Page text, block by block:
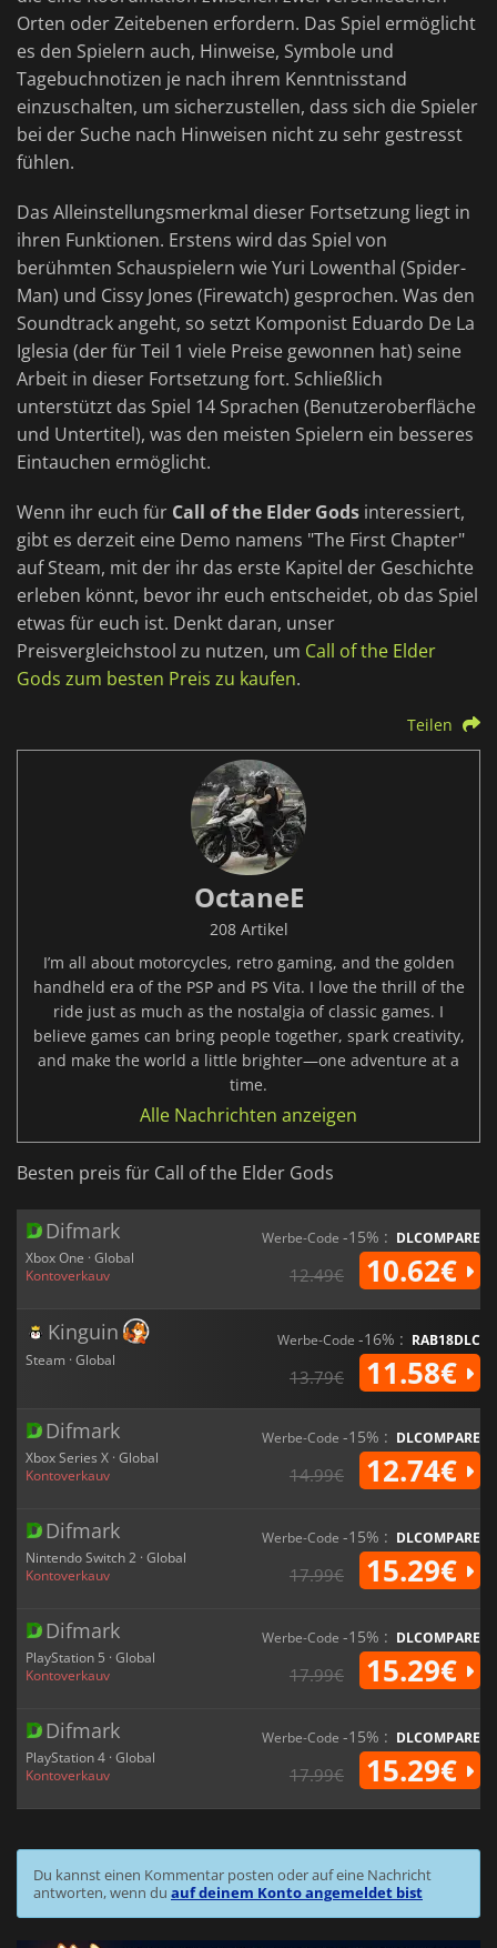
Orten oder Zeitebenen erfordern. Das Spiel ermöglicht
es den Spielern auch, Hinweise, Symbole und
Tagebuchnotizen je nach ihrem Kenntnisstand
einzuschalten, um sicherzustellen, dass sich die Spieler
bei der Suche nach Hinweisen nicht zu sehr gestresst
fühlen.
Das Alleinstellungsmerkmal dieser Fortsetzung liegt in
ihren Funktionen. Erstens wird das Spiel von
berühmten Schauspielern wie Yuri Lowenthal (Spider-
Man) und Cissy Jones (Firewatch) gesprochen. Was den
Soundtrack angeht, so setzt Komponist Eduardo De La
Iglesia (der für Teil 1 viele Preise gewonnen hat) seine
Arbeit in dieser Fortsetzung fort. Schließlich
unterstützt das Spiel 14 Sprachen (Benutzeroberfläche
und Untertitel), was den meisten Spielern ein besseres
Eintauchen ermöglicht.
Wenn ihr euch für Call of the Elder Gods interessiert,
gibt es derzeit eine Demo namens "The First Chapter"
auf Steam, mit der ihr das erste Kapitel der Geschichte
erleben könnt, bevor ihr euch entscheidet, ob das Spiel
etwas für euch ist. Denkt daran, unser
Preisvergleichstool zu nutzen, um Call of the Elder
Gods zum besten Preis zu kaufen.
Teilen
OctaneE
208 Artikel
I’m all about motorcycles, retro gaming, and the golden
handheld era of the PSP and PS Vita. I love the thrill of the
ride just as much as the nostalgia of classic games. I
believe games can bring people together, spark creativity,
and make the world a little brighter—one adventure at a
time.
Alle Nachrichten anzeigen
Besten preis für Call of the Elder Gods
Difmark
Xbox One · Global
Kontoverkauv
Werbe-Code -15% : DLCOMPARE
12.49€ 10.62€
Kinguin
Steam · Global
Werbe-Code -16% : RAB18DLC
13.79€ 11.58€
Difmark
Xbox Series X · Global
Kontoverkauv
Werbe-Code -15% : DLCOMPARE
14.99€ 12.74€
Difmark
Nintendo Switch 2 · Global
Kontoverkauv
Werbe-Code -15% : DLCOMPARE
17.99€ 15.29€
Difmark
PlayStation 5 · Global
Kontoverkauv
Werbe-Code -15% : DLCOMPARE
17.99€ 15.29€
Difmark
PlayStation 4 · Global
Kontoverkauv
Werbe-Code -15% : DLCOMPARE
17.99€ 15.29€
Du kannst einen Kommentar posten oder auf eine Nachricht
antworten, wenn du auf deinem Konto angemeldet bist